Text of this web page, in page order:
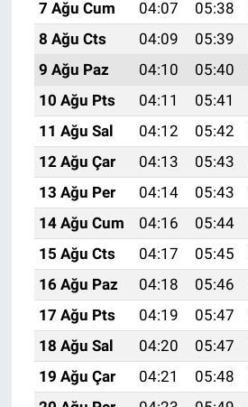
7 Ağu Cum
04:07 05:38
8 Ağu Cts
04:09 05:39
9 Ağu Paz
04:10 05:40
10 Ağu Pts
04:11 05:41
11 Ağu Sal
04:12 05:42
12 Ağu Çar
04:13 05:43
13 Ağu Per
04:14 05:43
14 Ağu Cum
04:16 05:44
15 Ağu Cts
04:17 05:45
16 Ağu Paz
04:18 05:46
17 Ağu Pts
04:19 05:47
18 Ağu Sal
04:20 05:47
19 Ağu Çar
04:21 05:48